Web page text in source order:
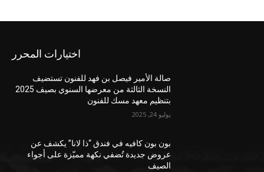
اختيارات المحرر
صالة الأمير فيصل بن فهد للفنون تستضيف
النسخة الثالثة من معرضها السنوي بصيف 2025
بتنظيم معهد مسك للفنون
يوليو 24, 2025
بون بون كافيه في فندق “ذا لانا” يكشف عن
عروض جديدة تُضفي نكهة مميّزة على أجواء
الصيف